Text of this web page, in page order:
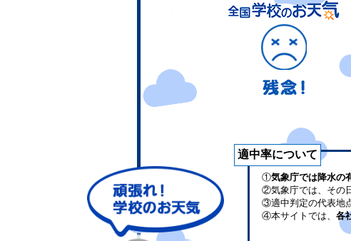
適中率について
①気象庁では降水の
②気象庁では、その
③適中判定の代表地
④本サイトでは、 各